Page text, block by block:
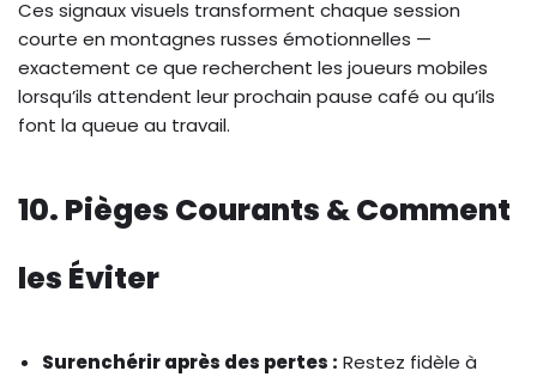
Ces signaux visuels transforment chaque session
courte en montagnes russes émotionnelles —
exactement ce que recherchent les joueurs mobiles
lorsqu’ils attendent leur prochain pause café ou qu’ils
font la queue au travail.
10. Pièges Courants & Comment
les Éviter
Surenchérir après des pertes : Restez fidèle à